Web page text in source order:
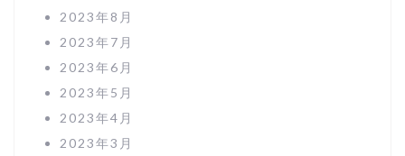
2023年8月
2023年7月
2023年6月
2023年5月
2023年4月
2023年3月